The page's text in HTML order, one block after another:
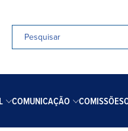
COMUNICAÇÃO COMISSÕES